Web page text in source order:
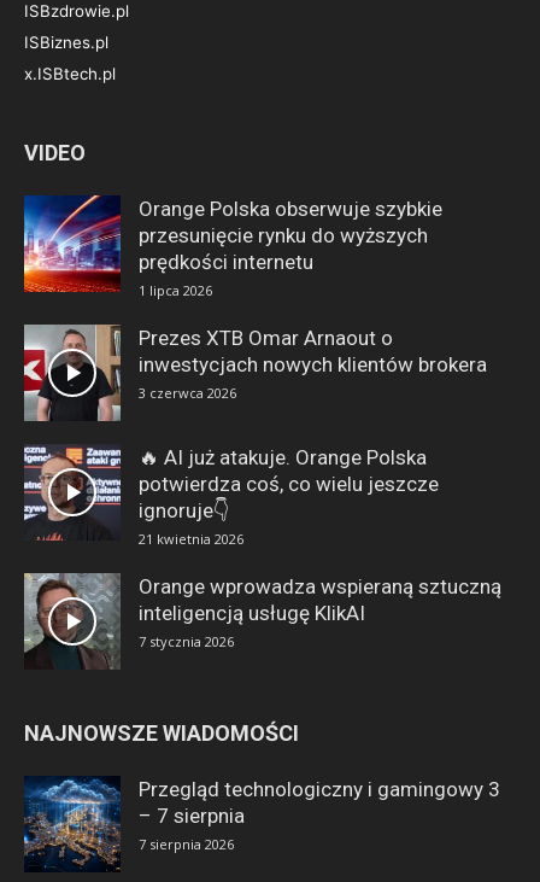
ISBzdrowie.pl
ISBiznes.pl
x.ISBtech.pl
VIDEO
Orange Polska obserwuje szybkie
przesunięcie rynku do wyższych
prędkości internetu
1 lipca 2026
Prezes XTB Omar Arnaout o
inwestycjach nowych klientów brokera
3 czerwca 2026
🔥 AI już atakuje. Orange Polska
potwierdza coś, co wielu jeszcze
ignoruje👇
21 kwietnia 2026
Orange wprowadza wspieraną sztuczną
inteligencją usługę KlikAI
7 stycznia 2026
NAJNOWSZE WIADOMOŚCI
Przegląd technologiczny i gamingowy 3
– 7 sierpnia
7 sierpnia 2026